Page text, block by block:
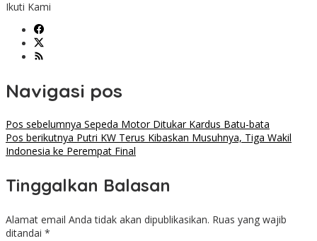
Ikuti Kami
Navigasi pos
Pos sebelumnya Sepeda Motor Ditukar Kardus Batu-bata
Pos berikutnya Putri KW Terus Kibaskan Musuhnya, Tiga Wakil
Indonesia ke Perempat Final
Tinggalkan Balasan
Alamat email Anda tidak akan dipublikasikan. Ruas yang wajib
ditandai *